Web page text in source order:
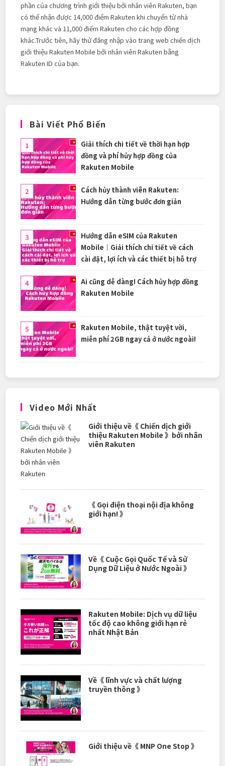
phần của chương trình giới thiệu bởi nhân viên Rakuten, bạn
có thể nhận được 14,000 điểm Rakuten khi chuyển từ nhà
mạng khác và 11,000 điểm Rakuten cho các hợp đồng
khác.Trước tiên, hãy thử đăng nhập vào trang web chiến dịch
giới thiệu Rakuten Mobile bởi nhân viên Rakuten bằng
Rakuten ID của bạn.
Bài Viết Phổ Biến
Giải thích chi tiết về thời hạn hợp
đồng và phí hủy hợp đồng của
Rakuten Mobile
Cách hủy thành viên Rakuten:
Hướng dẫn từng bước đơn giản
Hướng dẫn eSIM của Rakuten
Mobile｜Giải thích chi tiết về cách
cài đặt, lợi ích và các thiết bị hỗ trợ
Ai cũng dễ dàng! Cách hủy hợp đồng
Rakuten Mobile
Rakuten Mobile, thật tuyệt vời,
miễn phí 2GB ngay cả ở nước ngoài!
Video Mới Nhất
Giới thiệu về《 Chiến dịch giới
thiệu Rakuten Mobile 》bởi nhân
viên Rakuten
《 Gọi điện thoại nội địa không
giới hạn! 》
Về《 Cuộc Gọi Quốc Tế và Sử
Dụng Dữ Liệu ở Nước Ngoài 》
Rakuten Mobile: Dịch vụ dữ liệu
tốc độ cao không giới hạn rẻ
nhất Nhật Bản
Về《 lĩnh vực và chất lượng
truyền thông 》
Giới thiệu về《 MNP One Stop 》